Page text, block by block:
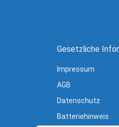
Gesetzliche
Impressum
AGB
Datenschutz
Batteriehinweis